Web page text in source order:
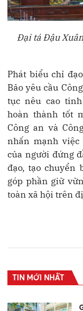
Đại tá Đậu
Phát biểu chỉ
Bảo yêu cầu
tục nêu cao
hoàn thành tốt
Công an và
nhấn mạnh
của người đứng
đạo, tạo
góp phần giữ
toàn xã hội trên
TIN MỚI NHẤT